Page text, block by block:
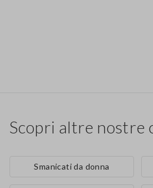
Scopri altre nostre
Smanicati da donna